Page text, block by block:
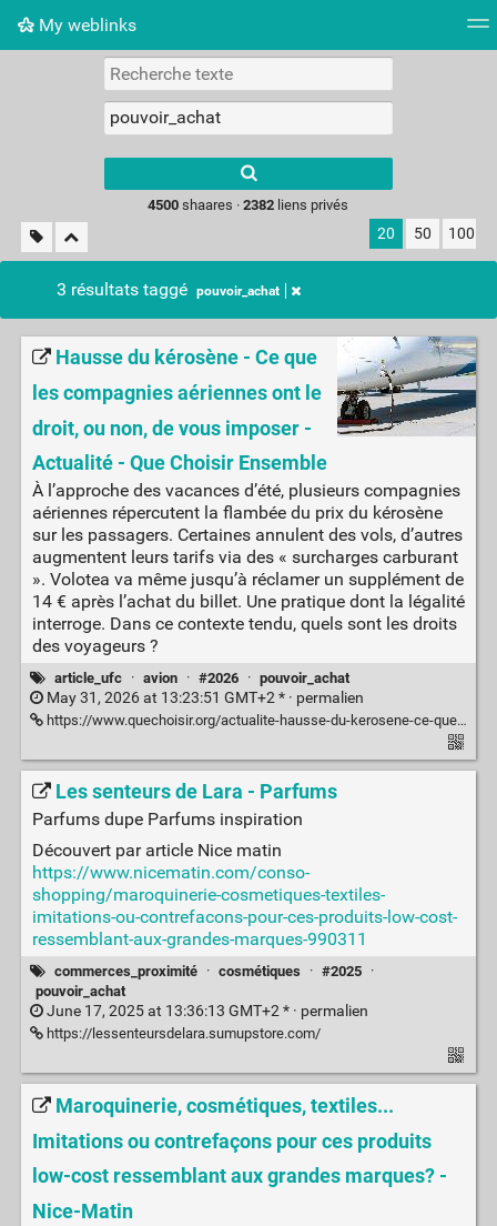
My weblinks
Nuage de tags Mur d'images
results.
4500 shaares ·2382 liens privés
20 50 100
3 résultats taggé pouvoir_achat
Hausse du kérosène - Ce que
les compagnies aériennes ont le
droit, ou non, de vous imposer -
Actualité - Que Choisir Ensemble
À l’approche des vacances d’été, plusieurs compagnies
aériennes répercutent la flambée du prix du kérosène
sur les passagers. Certaines annulent des vols, d’autres
augmentent leurs tarifs via des « surcharges carburant
». Volotea va même jusqu’à réclamer un supplément de
14 € après l’achat du billet. Une pratique dont la légalité
interroge. Dans ce contexte tendu, quels sont les droits
des voyageurs ?
article_ufc · avion · #2026 · pouvoir_achat
May 31, 2026 at 13:23:51 GMT+2 * · permalien
https://www.quechoisir.org/actualite-hausse-du-kerosene-ce-que-les-compagnies-aeriennes-ont-le-droit-ou-non-de-vous-imposer-n176274/
Les senteurs de Lara - Parfums
Parfums dupe Parfums inspiration
Découvert par article Nice matin
https://www.nicematin.com/conso-
shopping/maroquinerie-cosmetiques-textiles-
imitations-ou-contrefacons-pour-ces-produits-low-cost-
ressemblant-aux-grandes-marques-990311
commerces_proximité · cosmétiques · #2025 ·
pouvoir_achat
June 17, 2025 at 13:36:13 GMT+2 * · permalien
https://lessenteursdelara.sumupstore.com/
Maroquinerie, cosmétiques, textiles...
Imitations ou contrefaçons pour ces produits
low-cost ressemblant aux grandes marques? -
Nice-Matin